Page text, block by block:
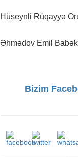
Hüseynli Rüqayyə
Əhmədov Emil Babək
Bizim